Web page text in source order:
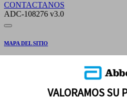
CONTACTANOS
ADC‑108276 v3.0
MAPA DEL SITIO
VALORAMOS SU